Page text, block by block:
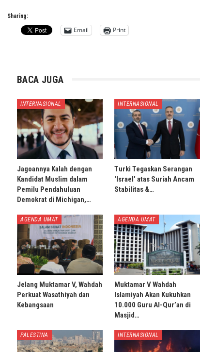
Sharing:
Email Print
BACA JUGA
INTERNASIONAL
Jagoannya Kalah dengan
Kandidat Muslim dalam
Pemilu Pendahuluan
Demokrat di Michigan,…
INTERNASIONAL
Turki Tegaskan Serangan
‘Israel’ atas Suriah Ancam
Stabilitas &…
AGENDA UMAT
Jelang Muktamar V, Wahdah
Perkuat Wasathiyah dan
Kebangsaan
AGENDA UMAT
Muktamar V Wahdah
Islamiyah Akan Kukuhkan
10.000 Guru Al-Qur’an di
Masjid…
PALESTINA INTERNASIONAL